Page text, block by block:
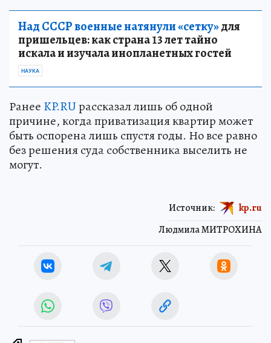
Над СССР военные натянули «сетку»для
пришельцев: как страна 13 лет тайно
искала и изучала инопланетных гостей
НАУКА
Ранее KP.RUрассказал лишь об одной
причине, когда приватизация квартир может
быть оспорена лишь спустя годы. Но все равно
без решения суда собственника выселить не
могут.
Людмила МИТРОХИНА
Источник: kp.ru